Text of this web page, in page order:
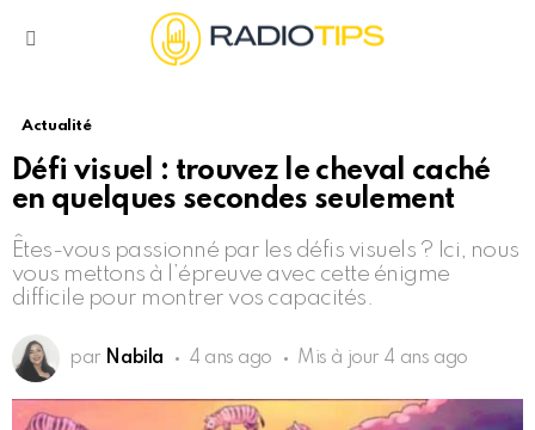
Actualité
Défi visuel : trouvez le cheval caché
en quelques secondes seulement
Êtes-vous passionné par les défis visuels ? Ici, nous
vous mettons à l’épreuve avec cette énigme
difficile pour montrer vos capacités.
par Nabila 4 ans ago Mis à jour 4 ans ago